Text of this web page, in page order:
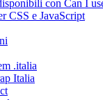
con Can I
CSS e JavaScript
.italia
Italia